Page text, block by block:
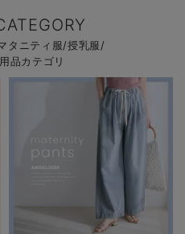
タニティ服/授乳服/
品カテゴリ